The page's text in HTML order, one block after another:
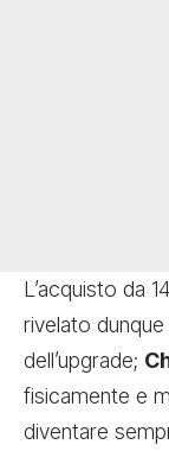
L’acquisto da
rivelato
dell’upgrade;
fisicamente e
diventare